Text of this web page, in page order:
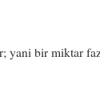
yani bir miktar